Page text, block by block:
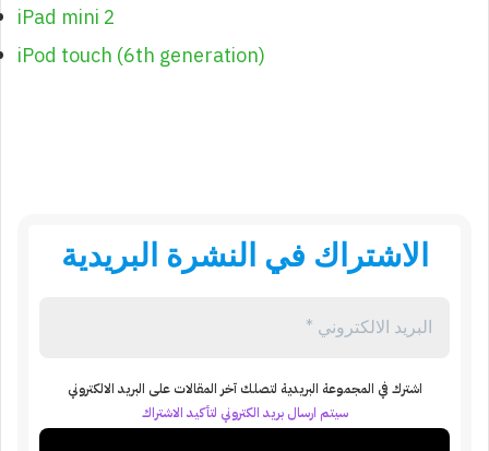
iPad mini 2
iPod touch (6th generation)
الاشتراك في النشرة البريدية
اشترك في المجموعة البريدية لتصلك آخر المقالات على البريد الالكتروني
سيتم ارسال بريد الكتروني لتأكيد الاشتراك